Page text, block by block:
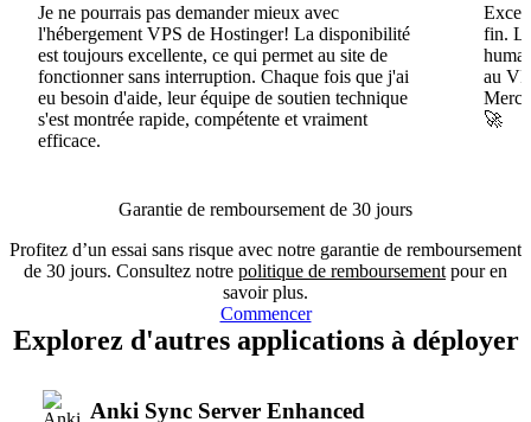
Je ne pourrais pas demander mieux avec
l'hébergement VPS de Hostinger! La disponibilité
est toujours excellente, ce qui permet au site de
fonctionner sans interruption. Chaque fois que j'ai
eu besoin d'aide, leur équipe de soutien technique
s'est montrée rapide, compétente et vraiment
efficace.
fin.
au
Merci
🚀
Garantie de remboursement de 30 jours
Profitez d’un essai sans risque avec notre garantie de remboursement
de 30 jours. Consultez notre politique de remboursement pour en
savoir plus.
Commencer
Explorez d'autres applications à déployer
Anki Sync Server Enhanced